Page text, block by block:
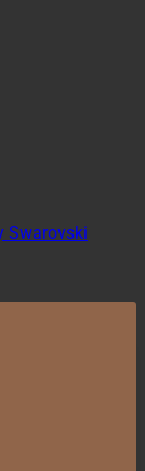
Swarovski